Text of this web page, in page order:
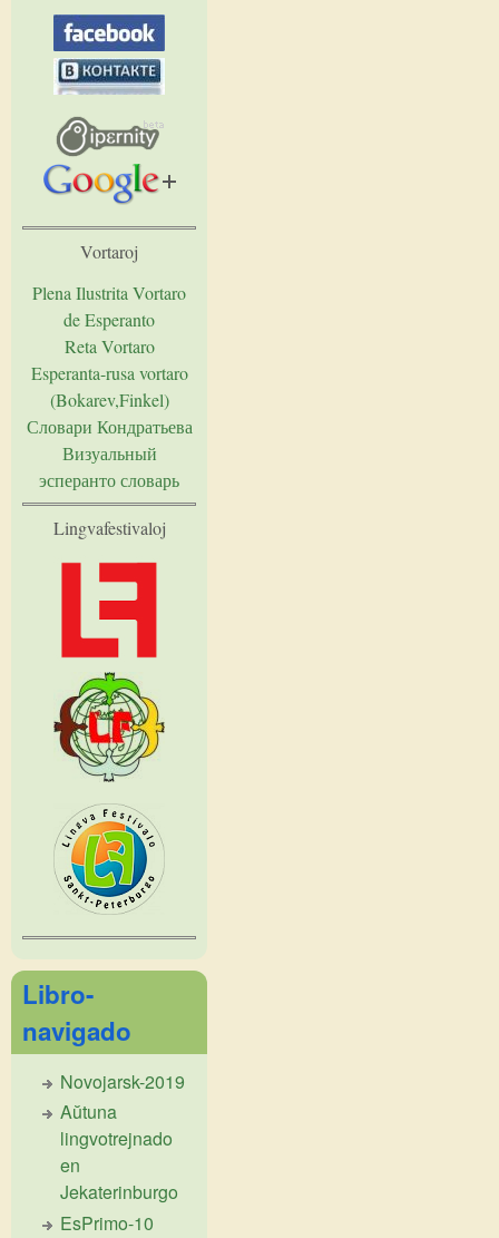
Vortaroj
Plena Ilustrita Vortaro
de Esperanto
Reta Vortaro
Esperanta-rusa vortaro
(Bokarev,Finkel)
Словари Кондратьева
Визуальный
эсперанто словарь
Lingvafestivaloj
Libro-
navigado
Novojarsk-2019
Aŭtuna
lingvotrejnado
en
Jekaterinburgo
EsPrimo-10